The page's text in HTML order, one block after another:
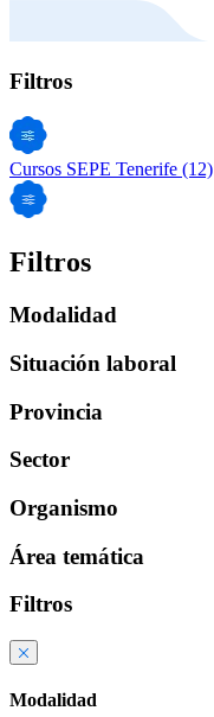
Filtros
Cursos SEPE Tenerife (12)
Filtros
Modalidad
Situación laboral
Provincia
Sector
Organismo
Área temática
Filtros
Modalidad